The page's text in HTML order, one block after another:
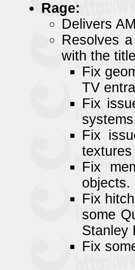
Rage:
Delivers
Resolves
with the
Fix
TV
Fix
Fix
Fix
objects.
Fix
some
Stanley
Fix